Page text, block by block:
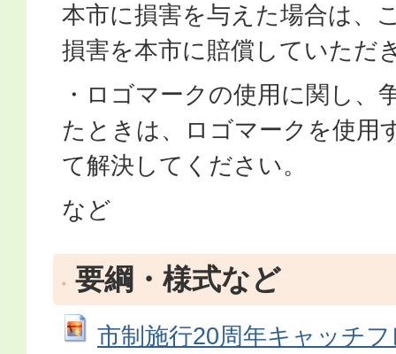
本市に損害を与えた場合は、
損害を本市に賠償していただ
・ロゴマークの使用に関し、
たときは、ロゴマークを使用
て解決してください。
など
要綱・様式など
市制施行20周年キャッチ